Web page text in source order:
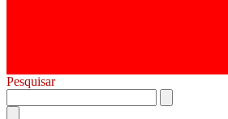
Pesquisar